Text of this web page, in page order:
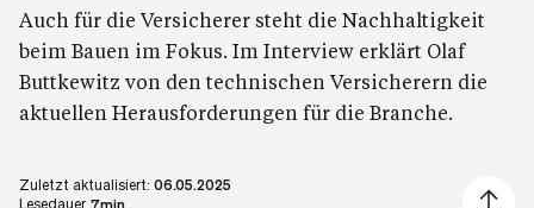
Auch für die Versicherer steht die Nachhaltigkeit
beim Bauen im Fokus. Im Interview erklärt Olaf
Buttkewitz von den technischen Versicherern die
aktuellen Herausforderungen für die Branche.
Zuletzt aktualisiert: 06.05.2025
Lesedauer
Artikel